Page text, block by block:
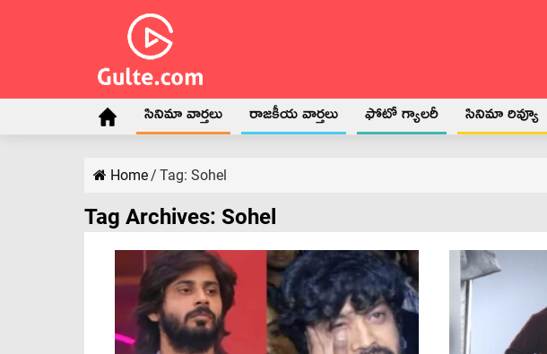
సినిమా వార్తలు రాజకీయ వార్తలు ఫోటో గ్యాలరీ సినిమా రివ్యూ
Home/ Tag: Sohel
Tag Archives: Sohel